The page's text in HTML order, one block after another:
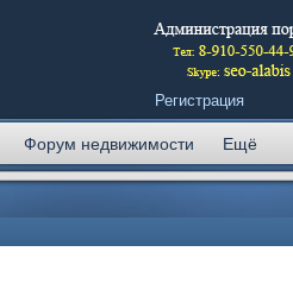
Регистрация
Форум недвижимости Ещё